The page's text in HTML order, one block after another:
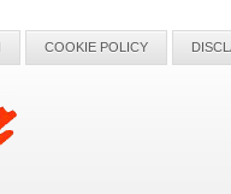
COOKIE POLICY